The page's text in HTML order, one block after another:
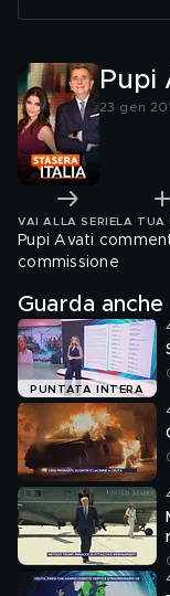
Pupi
23 gen
VAI ALLA SERIE LA TUA
Pupi Avati
commissione
Guarda anche
PUNTATA INTERA